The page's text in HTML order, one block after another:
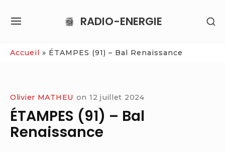
RADIO-ENERGIE
SITE
Accueil » ÉTAMPES (91) – Bal Renaissance
Olivier MATHEU on 12 juillet 2024
ÉTAMPES (91) – Bal
Renaissance